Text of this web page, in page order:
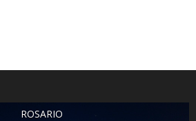
ROSARIO